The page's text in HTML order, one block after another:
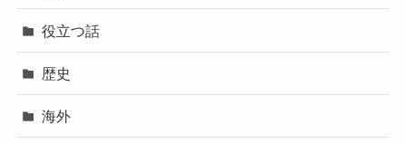
役立つ話
歴史
海外